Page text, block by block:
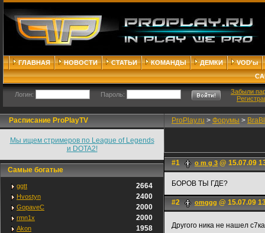
ГЛАВНАЯ НОВОСТИ СТАТЬИ КОМАНДЫ ДЕМКИ
VOD'ы
Логин: Пароль:
Забыли
Расписание ProPlayTV
Мы ищем стримеров по League of Legends
и DOTA2!
Самые богатые
ggtt 2664
Hvostyn 2400
GopaveC 2000
rmn1x 2000
Akon 1958
ProPlay.ru > Форумы >
#1 o m g 3 @ 15.07.09
БОРОВ ТЫ ГДЕ?
#2 omggg @ 15.07.09
Другого ника не нашел